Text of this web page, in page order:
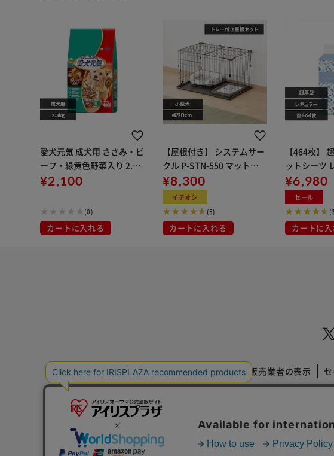
愛犬元気 成犬用 ささみ・ビ
ーフ・緑黄色野菜入り 2.3k
g 犬 フード
¥2,100
(0)
カートに入れる
【屋根付き】 システムサー
クル P-STN-550 マットブ
ラウン
¥8,300
イチオシ
(5)
カートに入れる
【464枚】
ットシーツ
枚×4袋
¥6,980
セール
カートに入
特定商取引法に基づく通信販売業者の表示